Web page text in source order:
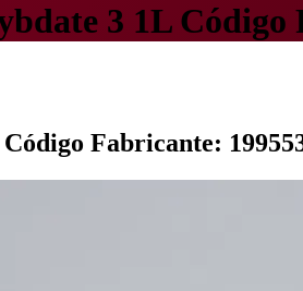
3 1L
Fabricante: